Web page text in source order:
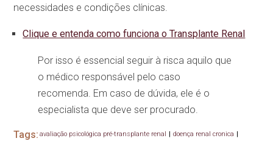
necessidades e condições clínicas.
Clique e entenda como funciona o Transplante Renal
Por isso é essencial seguir à risca aquilo que
o médico responsável pelo caso
recomenda. Em caso de dúvida, ele é o
especialista que deve ser procurado.
Tags: avaliação psicológica pré-transplante renal doença renal cronica